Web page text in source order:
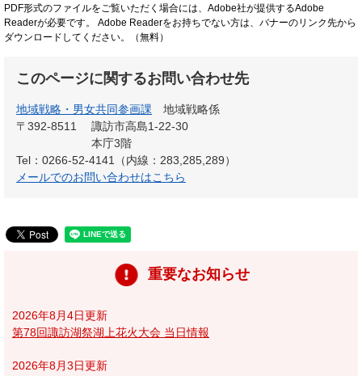
PDF形式のファイルをご覧いただく場合には、Adobe社が提供するAdobe
Readerが必要です。
Adobe Readerをお持ちでない方は、バナーのリンク先から
ダウンロードしてください。（無料）
このページに関するお問い合わせ先
地域戦略・男女共同参画課
地域戦略係
〒392-8511
諏訪市高島1-22-30
本庁3階
Tel：0266-52-4141（内線：283,285,289）
メールでのお問い合わせはこちら
重要なお知らせ
2026年8月4日更新
第78回諏訪湖祭湖上花火大会 当日情報
2026年8月3日更新